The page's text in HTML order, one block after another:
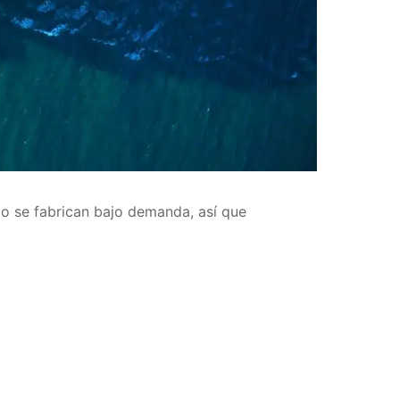
se fabrican bajo demanda, así que